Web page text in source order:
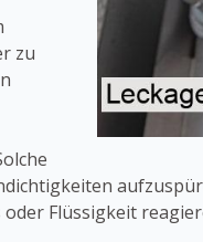
zu
Flüssigkeit